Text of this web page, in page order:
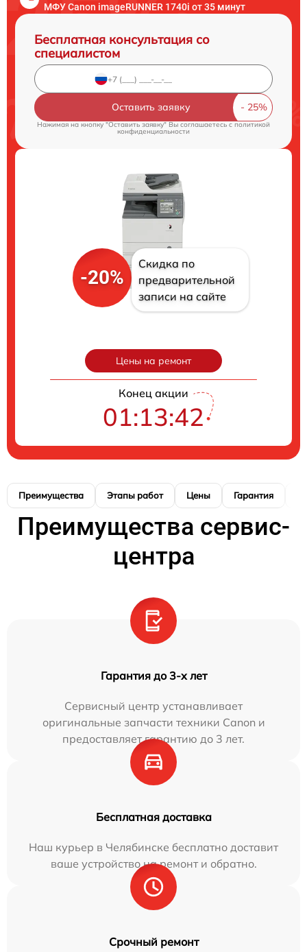
МФУ Canon imageRUNNER 1740i от 35 минут
Бесплатная консультация со
специалистом
Оставить заявку
Нажимая на кнопку "Оставить заявку" Вы соглашаетесь cполитикой
конфиденциальности
-20%
Скидка по
предварительной
записи на сайте
Цены на ремонт
Конец акции
01:13:41
Преимущества Этапы работ Цены Гарантия
Преимущества сервис-
центра
Гарантия до 3-х лет
Сервисный центр устанавливает
оригинальные запчасти техники Canon и
предоставляет гарантию до 3 лет.
Бесплатная доставка
Наш курьер в Челябинске бесплатно доставит
ваше устройство на ремонт и обратно.
Срочный ремонт